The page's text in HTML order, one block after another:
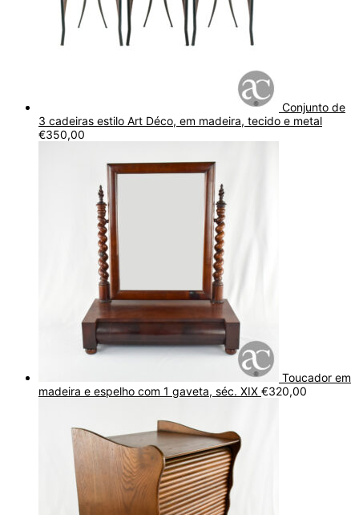
Conjunto de
3 cadeiras estilo Art Déco, em madeira, tecido e metal
€350,00
Toucador em
madeira e espelho com 1 gaveta, séc. XIX €320,00